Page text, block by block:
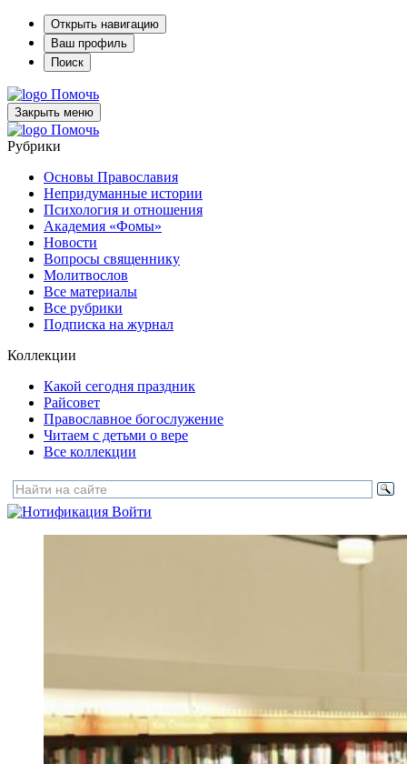
Открыть навигацию
Ваш профиль
Поиск
Помочь
Закрыть меню
Помочь
Рубрики
Основы Православия
Непридуманные истории
Психология и отношения
Академия «Фомы»
Новости
Вопросы священнику
Молитвослов
Все материалы
Все рубрики
Подписка на журнал
Коллекции
Какой сегодня праздник
Райсовет
Православное богослужение
Читаем с детьми о вере
Все коллекции
Войти